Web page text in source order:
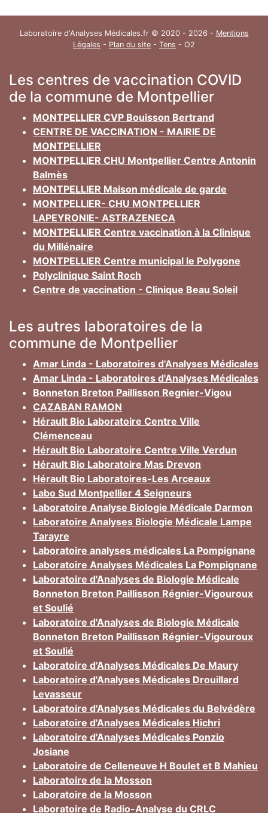
Laboratoire d'Analyses Médicales.fr © 2020 - 2026 - Mentions
Légales - Plan du site - Tens - O2
Les centres de vaccination COVID
de la commune de Montpellier
MONTPELLIER CVP Bouisson Bertrand
CENTRE DE VACCINATION - MAIRIE DE
MONTPELLIER
MONTPELLIER CHU Montpellier Centre Antonin
Balmès
MONTPELLIER Maison médicale de garde
MONTPELLIER- CHU MONTPELLIER
LAPEYRONIE- ASTRAZENECA
MONTPELLIER Centre vaccination à la Clinique
du Millénaire
MONTPELLIER Centre municipal le Polygone
Polyclinique Saint Roch
Centre de vaccination - Clinique Beau Soleil
Les autres laboratoires de la
commune de Montpellier
Amar Linda - Laboratoires d'Analyses Médicales
Amar Linda - Laboratoires d'Analyses Médicales
Bonneton Breton Paillisson Regnier-Vigou
CAZABAN RAMON
Hérault Bio Laboratoire Centre Ville
Clémenceau
Hérault Bio Laboratoire Centre Ville Verdun
Hérault Bio Laboratoire Mas Drevon
Hérault Bio Laboratoires-Les Arceaux
Labo Sud Montpellier 4 Seigneurs
Laboratoire Analyse Biologie Médicale Darmon
Laboratoire Analyses Biologie Médicale Lampe
Tarayre
Laboratoire analyses médicales La Pompignane
Laboratoire Analyses Médicales La Pompignane
Laboratoire d'Analyses de Biologie Médicale
Bonneton Breton Paillisson Régnier-Vigouroux
et Soulié
Laboratoire d'Analyses de Biologie Médicale
Bonneton Breton Paillisson Régnier-Vigouroux
et Soulié
Laboratoire d'Analyses Médicales De Maury
Laboratoire d'Analyses Médicales Drouillard
Levasseur
Laboratoire d'Analyses Médicales du Belvédère
Laboratoire d'Analyses Médicales Hichri
Laboratoire d'Analyses Médicales Ponzio
Josiane
Laboratoire de Celleneuve H Boulet et B Mahieu
Laboratoire de la Mosson
Laboratoire de la Mosson
Laboratoire de Radio-Analyse du CRLC